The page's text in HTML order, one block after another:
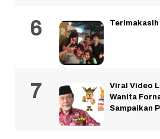
Viral Video
Wanita
Sampaikan